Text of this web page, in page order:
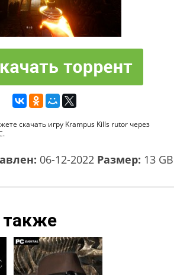
скачать игру Krampus Kills rutor через
06-12-2022 Размер: 13 GB